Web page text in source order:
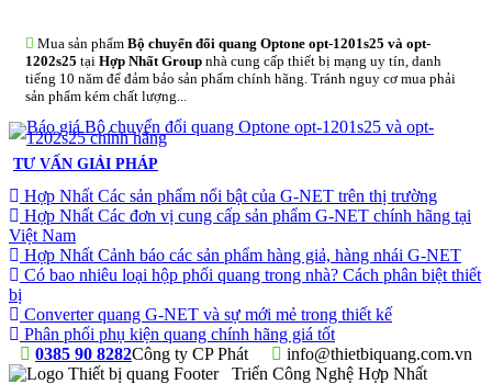
Mua sản phẩm Bộ chuyển đổi quang Optone opt-1201s25 và opt-
1202s25 tại Hợp Nhất Group nhà cung cấp thiết bị mạng uy tín, danh
tiếng 10 năm để đảm bảo sản phẩm chính hãng. Tránh nguy cơ mua phải
sản phẩm kém chất lượng...
TƯ VẤN GIẢI PHÁP
Hợp Nhất Các sản phẩm nổi bật của G-NET trên thị trường
Hợp Nhất Các đơn vị cung cấp sản phẩm G-NET chính hãng tại
Việt Nam
Hợp Nhất Cảnh báo các sản phẩm hàng giả, hàng nhái G-NET
Có bao nhiêu loại hộp phối quang trong nhà? Cách phân biệt thiết
bị
Converter quang G-NET và sự mới mẻ trong thiết kế
Phân phối phụ kiện quang chính hãng giá tốt
0385 90 8282
info@thietbiquang.com.vn
Công ty CP Phát
Triển Công Nghệ Hợp Nhất